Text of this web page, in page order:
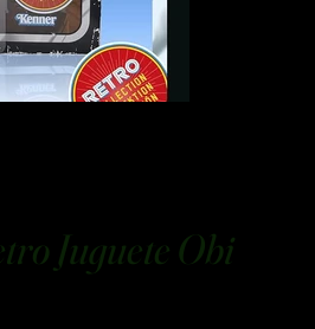
Juguete Obi